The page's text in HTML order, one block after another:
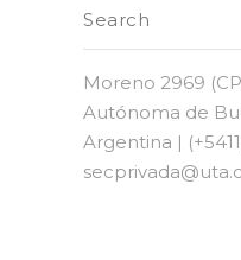
Moreno 2969
Autónoma de
Argentina |